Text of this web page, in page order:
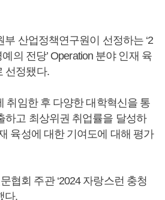
부 산업정책연구원이 선정하는 ‘2
의 전당’ Operation 분야 인재 육
선정됐다.
취임한 후 다양한 대학혁신을 통
하고 최상위권 취업률을 달성하
육성에 대한 기여도에 대해 평가
협회 주관 ‘2024 자랑스런 충청
다.